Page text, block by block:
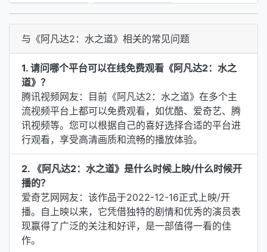
与《阿凡达2：水之道》相关的常见问题
1. 请问哪个平台可以在线免费观看《阿凡达2：水之
道》？
腾讯视频网友：目前《阿凡达2：水之道》在多个主
流视频平台上都可以免费观看，如优酷、爱奇艺、腾
讯视频等。您可以根据自己的喜好选择合适的平台进
行观看，享受高清画质和流畅的播放体验。
2. 《阿凡达2：水之道》是什么时候上映/什么时候开
播的？
爱奇艺网网友：该作品于2022-12-16正式上映/开
播。自上映以来，它凭借独特的剧情和优秀的演员表
现赢得了广泛的关注和好评，是一部值得一看的佳
作。